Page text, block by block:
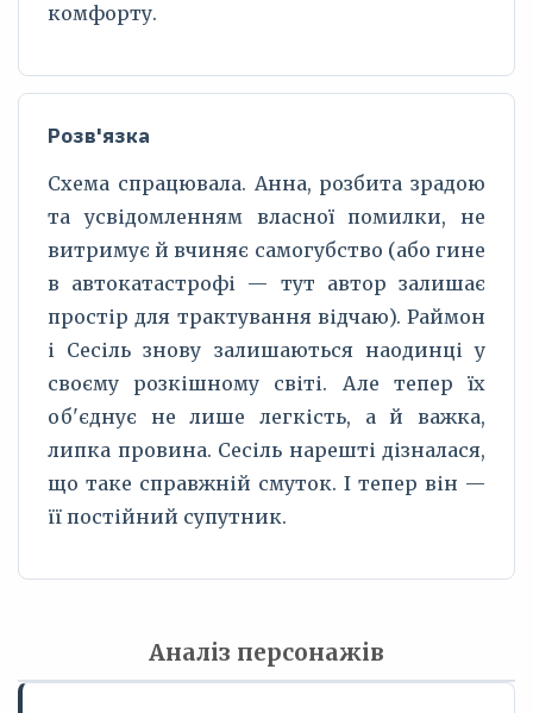
комфорту.
Розв'язка
Схема спрацювала. Анна, розбита зрадою
та усвідомленням власної помилки, не
витримує й вчиняє самогубство (або гине
в автокатастрофі — тут автор залишає
простір для трактування відчаю). Раймон
і Сесіль знову залишаються наодинці у
своєму розкішному світі. Але тепер їх
об'єднує не лише легкість, а й важка,
липка провина. Сесіль нарешті дізналася,
що таке справжній смуток. І тепер він —
її постійний супутник.
Аналіз персонажів